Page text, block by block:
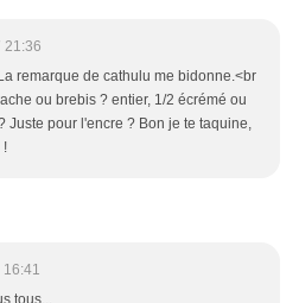
21:36
remarque de cathulu me bidonne.<br
ou brebis ? entier, 1/2 écrémé ou
Juste pour l'encre ? Bon je te taquine,
!
tous...